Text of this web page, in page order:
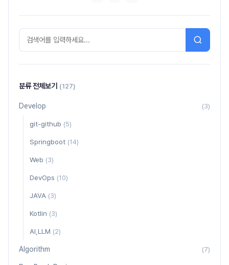
분류 전체보기 (127)
Develop (3)
git-github (5)
Springboot (14)
Web (3)
DevOps (10)
JAVA (3)
Kotlin (3)
AI,LLM (2)
Algorithm (7)